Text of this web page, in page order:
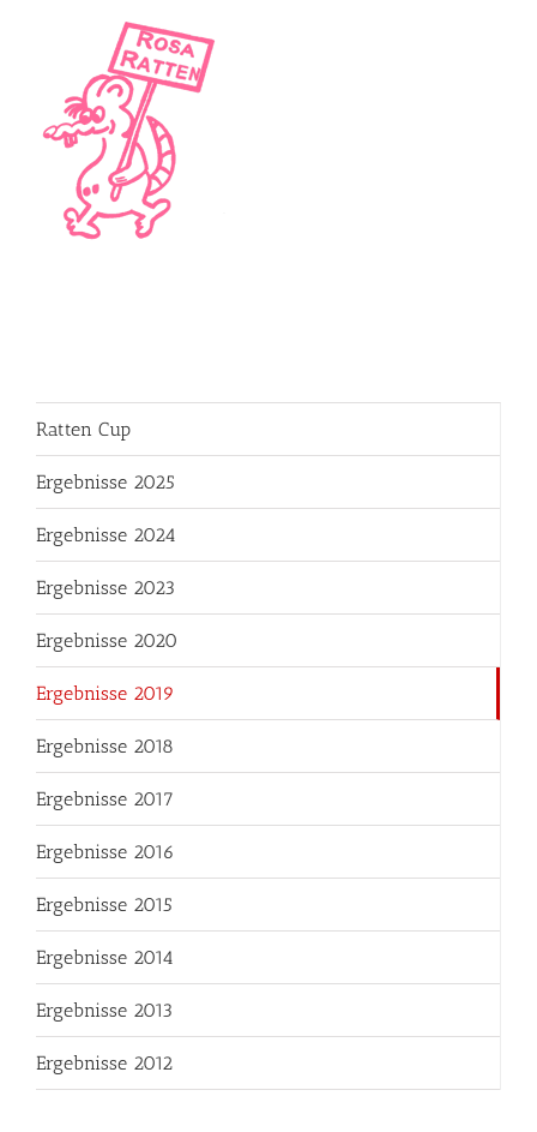
Ratten Cup
Ergebnisse 2025
Ergebnisse 2024
Ergebnisse 2023
Ergebnisse 2020
Ergebnisse 2019
Ergebnisse 2018
Ergebnisse 2017
Ergebnisse 2016
Ergebnisse 2015
Ergebnisse 2014
Ergebnisse 2013
Ergebnisse 2012